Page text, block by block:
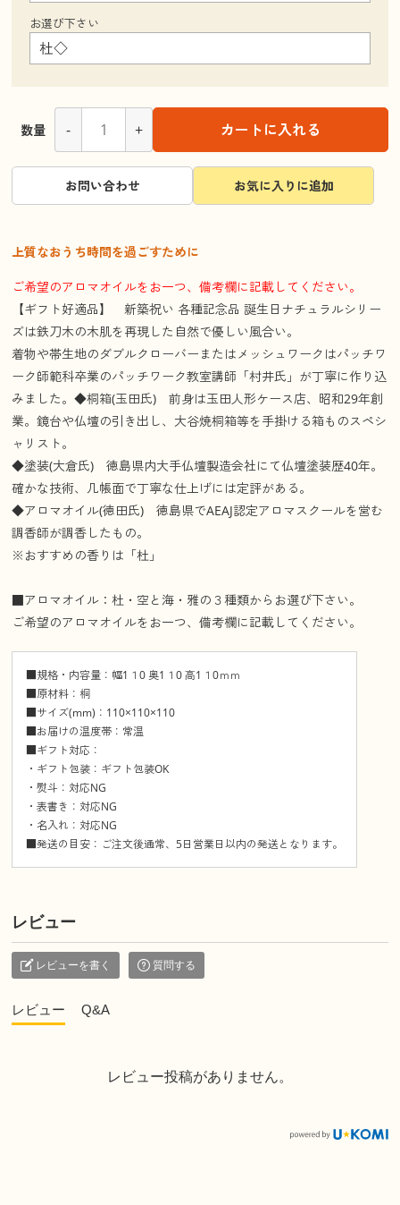
お選び下さい
数量 - + カートに入れる
お問い合わせ お気に入りに追加
上質なおうち時間を過ごすために
ご希望のアロマオイルをお一つ、備考欄に記載してください。
【ギフト好適品】 新築祝い 各種記念品 誕生日ナチュラルシリー
ズは鉄刀木の木肌を再現した自然で優しい風合い。
着物や帯生地のダブルクローバーまたはメッシュワークはパッチワ
ーク師範科卒業のパッチワーク教室講師「村井氏」が丁寧に作り込
みました。◆桐箱(玉田氏) 前身は玉田人形ケース店、昭和29年創
業。鏡台や仏壇の引き出し、大谷焼桐箱等を手掛ける箱ものスペシ
ャリスト。
◆塗装(大倉氏) 徳島県内大手仏壇製造会社にて仏壇塗装歴40年。
確かな技術、几帳面で丁寧な仕上げには定評がある。
◆アロマオイル(徳田氏) 徳島県でAEAJ認定アロマスクールを営む
調香師が調香したもの。
※おすすめの香りは「杜」
■アロマオイル：杜・空と海・雅の３種類からお選び下さい。
ご希望のアロマオイルをお一つ、備考欄に記載してください。
■規格・内容量：幅1１0 奥1１0 高1１0ｍｍ
■原材料：桐
■サイズ(mm)：110×110×110
■お届けの温度帯：常温
■ギフト対応：
・ギフト包装：ギフト包装OK
・熨斗：対応NG
・表書き：対応NG
・名入れ：対応NG
■発送の目安：ご注文後通常、5日営業日以内の発送となります。
レビュー
レビューを書く 質問する
レビュー Q&A
レビュー投稿がありません。